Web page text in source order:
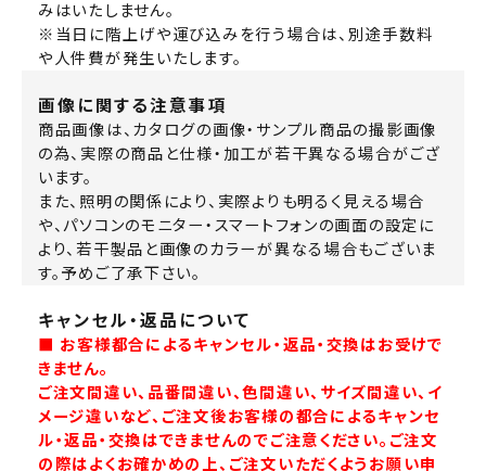
みはいたしません。
※当日に階上げや運び込みを行う場合は、別途手数料
や人件費が発生いたします。
画像に関する注意事項
商品画像は、カタログの画像・サンプル商品の撮影画像
の為、実際の商品と仕様・加工が若干異なる場合がござ
います。
また、照明の関係により、実際よりも明るく見える場合
や、パソコンのモニター・スマートフォンの画面の設定に
より、若干製品と画像のカラーが異なる場合もございま
す。予めご了承下さい。
キャンセル・返品について
■ お客様都合によるキャンセル・返品・交換はお受けで
きません。
ご注文間違い、品番間違い、色間違い、サイズ間違い、イ
メージ違いなど、ご注文後お客様の都合によるキャンセ
ル・返品・交換はできませんのでご注意ください。ご注文
の際はよくお確かめの上、ご注文いただくようお願い申